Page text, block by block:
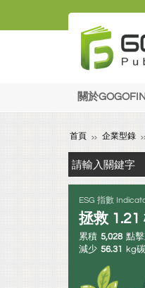
關於
首頁 企業型錄
ESG 指數
拯救 1.21
累積 5,028 點
減少 56.31 kg